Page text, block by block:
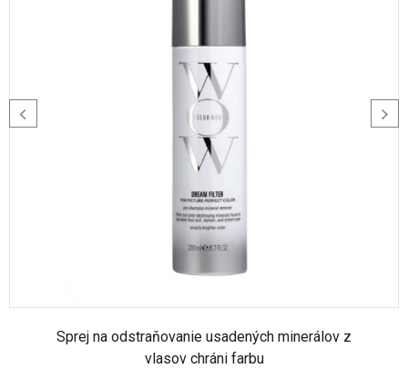
Sprej na odstraňovanie usadených minerálov z
vlasov chráni farbu